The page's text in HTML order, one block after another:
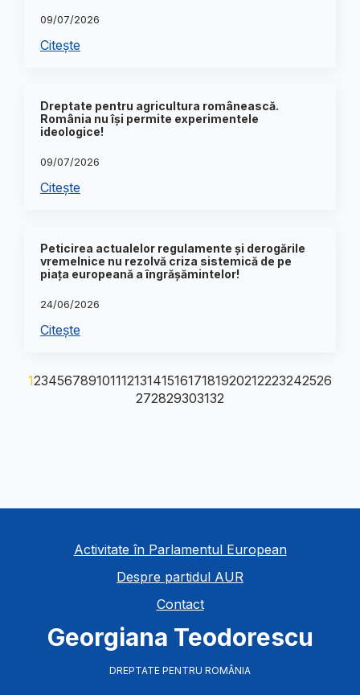
09/07/2026
Citește
Dreptate pentru agricultura românească.
România nu își permite experimentele
ideologice!
09/07/2026
Citește
Peticirea actualelor regulamente și derogările
vremelnice nu rezolvă criza sistemică de pe
piața europeană a îngrășămintelor!
24/06/2026
Citește
1234567891011121314151617181920212223242526
272829303132
Georgiana Teodorescu
DREPTATE PENTRU ROMÂNIA
Activitate în Parlamentul European
Despre partidul AUR
Contact